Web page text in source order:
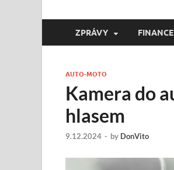
ZPRÁVY FINANCE
AUTO-MOTO
Kamera do
hlasem
9.12.2024 - by DonVito